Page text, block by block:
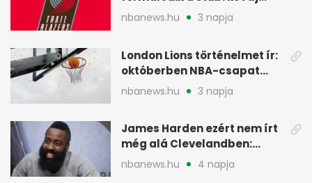
szakember a Blazersnél
nbanews.hu 3 napja
London Lions történelmet ír:
októberben NBA-csapat
ellen lép pályára
nbanews.hu 3 napja
James Harden ezért nem írt
még alá Clevelandben:
pénzügyi okok
nbanews.hu 4 napja